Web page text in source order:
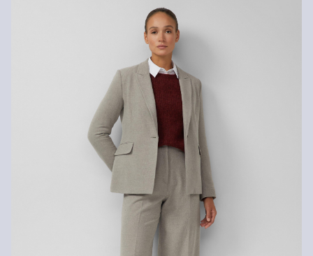
Nečistiť chlórovým bielidlom
Nevhodné do sušičky bielizne
Nežehliť pri vysokej teplote
Chemicky čistiť perchlóretylénom v šetrnom pracom
štandardné doručenie sú 4,95 €
Svoj tovar nám môžete bezplatne vrátiť do 14 dní.